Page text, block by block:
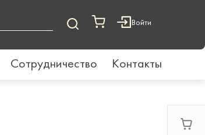
Войти
Сотрудничество Контакты